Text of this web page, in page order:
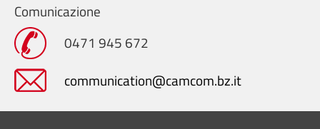
Comunicazione
0471 945 672
communication@camcom.bz.it